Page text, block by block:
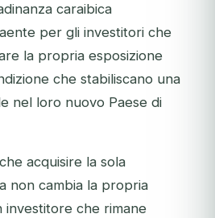
caraibica
per gli investitori che
la propria esposizione
che stabiliscano una
nel loro nuovo Paese di
acquisire la sola
non cambia la propria
investitore che rimane